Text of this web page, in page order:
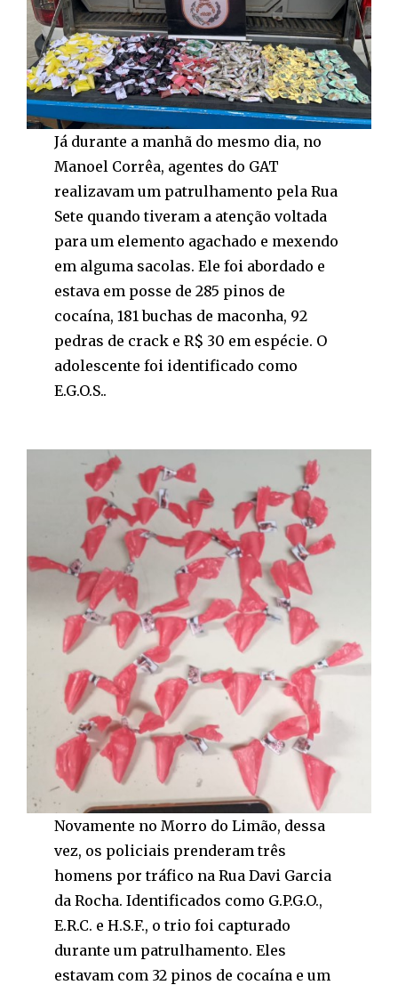
Já durante a manhã do mesmo dia, no
Manoel Corrêa, agentes do GAT
realizavam um patrulhamento pela Rua
Sete quando tiveram a atenção voltada
para um elemento agachado e mexendo
em alguma sacolas. Ele foi abordado e
estava em posse de 285 pinos de
cocaína, 181 buchas de maconha, 92
pedras de crack e R$ 30 em espécie. O
adolescente foi identificado como
E.G.O.S..
Novamente no Morro do Limão, dessa
vez, os policiais prenderam três
homens por tráfico na Rua Davi Garcia
da Rocha. Identificados como G.P.G.O.,
E.R.C. e H.S.F., o trio foi capturado
durante um patrulhamento. Eles
estavam com 32 pinos de cocaína e um